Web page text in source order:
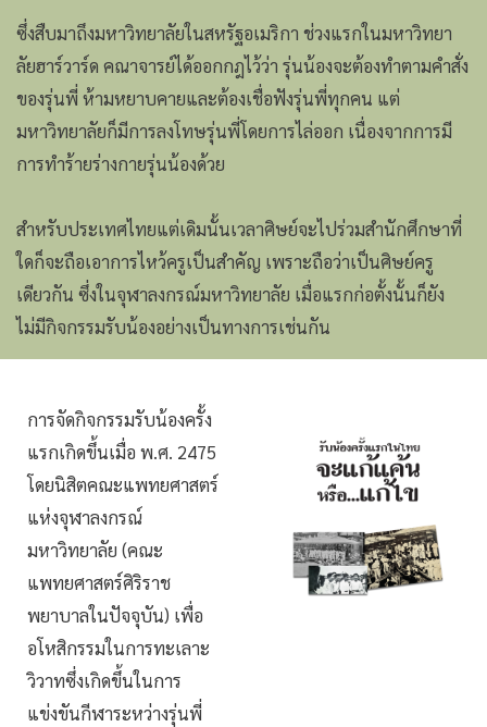
ซึ่งสืบมาถึงมหาวิทยาลัยในสหรัฐอเมริกา ช่วงแรกในมหาวิทยา
ลัยฮาร์วาร์ด คณาจารย์ได้ออกกฎไว้ว่า รุ่นน้องจะต้องทำตามคำสั่ง
ของรุ่นพี่ ห้ามหยาบคายและต้องเชื่อฟังรุ่นพี่ทุกคน แต่
มหาวิทยาลัยก็มีการลงโทษรุ่นพี่โดยการไล่ออก เนื่องจากการมี
การทำร้ายร่างกายรุ่นน้องด้วย
สำหรับประเทศไทยแต่เดิมนั้นเวลาศิษย์จะไปร่วมสำนักศึกษาที่
ใดก็จะถือเอาการไหว้ครูเป็นสำคัญ เพราะถือว่าเป็นศิษย์ครู
เดียวกัน ซึ่งในจุฬาลงกรณ์มหาวิทยาลัย เมื่อแรกก่อตั้งนั้นก็ยัง
ไม่มีกิจกรรมรับน้องอย่างเป็นทางการเช่นกัน
การจัดกิจกรรมรับน้องครั้ง
แรกเกิดขึ้นเมื่อ พ.ศ. 2475
โดยนิสิตคณะแพทยศาสตร์
แห่งจุฬาลงกรณ์
มหาวิทยาลัย (คณะ
แพทยศาสตร์ศิริราช
พยาบาลในปัจจุบัน) เพื่อ
อโหสิกรรมในการทะเลาะ
วิวาทซึ่งเกิดขึ้นในการ
แข่งขันกีฬาระหว่างรุ่นพี่